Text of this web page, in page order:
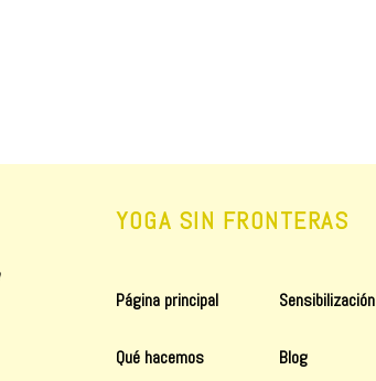
YOGA SIN FRONTERAS
Página principal
Qué hacemos
Sensibilización
Blog